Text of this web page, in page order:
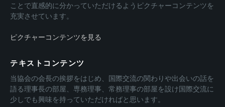
ことで直感的に分かっていただけるようピクチャーコンテンツを
充実させています。
ピクチャーコンテンツを見る
テキストコンテンツ
当協会の会長の挨拶をはじめ、国際交流の関わりや出会いの話を
語る理事長の部屋、専務理事、常務理事の部屋を設け国際交流に
少しでも興味を持っていただければと思います。